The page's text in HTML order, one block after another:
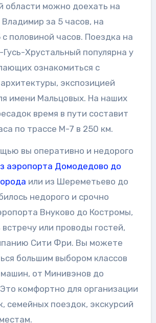
области можно доехать на
за 5 часов, на
с половиной часов. Поездка на
Хрустальный популярна у
ознакомиться с
экспозицией
имени Мальцовых. На наших
время в пути составит
по трассе М-7 в 250 км.
вы оперативно и недорого
аэропорта Домодедово до
или из Шереметьево до
недорого и срочно
Внуково до Костромы,
встречу или проводы гостей,
Сити Фри. Вы можете
большим выбором классов
от Минивэнов до
комфортно для организации
семейных поездок, экскурсий